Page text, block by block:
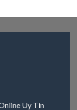
Uy Tín